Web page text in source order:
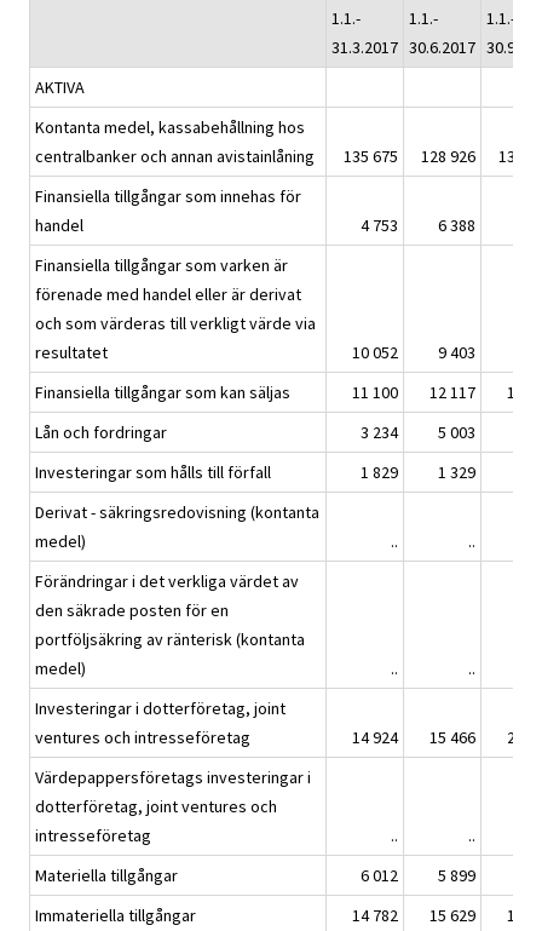
1.1.-
31.3.2017
1.1.-
30.6.2017
1.1.-
AKTIVA
Kontanta medel, kassabehållning hos
centralbanker och annan avistainlåning
135 675 128 926
137
Finansiella tillgångar som innehas för
handel
4 753 6 388
Finansiella tillgångar som varken är
förenade med handel eller är derivat
och som värderas till verkligt värde via
resultatet
10 052 9 403
Finansiella tillgångar som kan säljas
11 100 12 117
12
Lån och fordringar
3 234 5 003
Investeringar som hålls till förfall
1 829 1 329
Derivat - säkringsredovisning (kontanta
medel)
..
..
Förändringar i det verkliga värdet av
den säkrade posten för en
portföljsäkring av ränterisk (kontanta
medel)
..
..
Investeringar i dotterföretag, joint
ventures och intresseföretag
14 924 15 466
23
Värdepappersföretags investeringar i
dotterföretag, joint ventures och
intresseföretag
..
..
Materiella tillgångar
6 012 5 899
Immateriella tillgångar
14 782 15 629
14